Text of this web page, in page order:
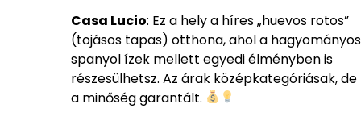
Casa Lucio: Ez a hely a híres „huevos rotos”
(tojásos tapas) otthona, ahol a hagyományos
spanyol ízek mellett egyedi élményben is
részesülhetsz. Az árak középkategóriásak, de
a minőség garantált.